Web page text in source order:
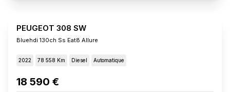
PEUGEOT 308 SW
Bluehdi 130ch Ss Eat8 Allure
2022 78 558 Km Diesel Automatique
18 590 €